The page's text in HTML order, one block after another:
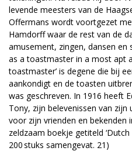
levende meesters van de
Offermans wordt voortgezet
Hamdorff waar de rest van de
amusement, zingen, dansen en
as a toastmaster in a most apt
toastmaster’ is degene die bij
aankondigt en de toasten
was geschreven. In 1916 heeft
Tony, zijn belevenissen van
voor zijn vrienden en bekenden
zeldzaam boekje getiteld
200 stuks samengevat. 21)